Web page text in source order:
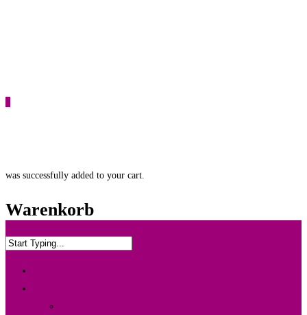
was successfully added to your cart.
Warenkorb